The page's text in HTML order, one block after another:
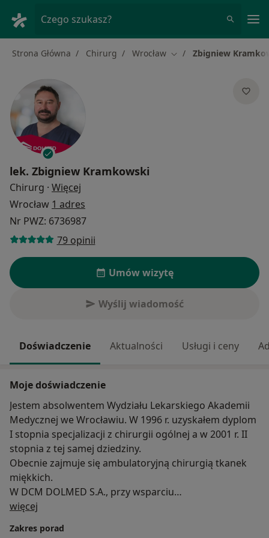
Czego szukasz?
Strona Główna Chirurg Wrocław Zmień miasto
Zbigniew
lek. Zbigniew Kramkowski
Chirurg · Więcej
Wrocław 1 adres
Nr PWZ: 6736987
79 opinii
Umów wizytę
Wyślij wiadomość
Doświadczenie Aktualności Usługi i ceny
Moje doświadczenie
Jestem absolwentem Wydziału Lekarskiego Akademii
Medycznej we Wrocławiu. W 1996 r. uzyskałem dyplom
I stopnia specjalizacji z chirurgii ogólnej a w 2001 r. II
stopnia z tej samej dziedziny.
Obecnie zajmuje się ambulatoryjną chirurgią tkanek
miękkich.
W DCM DOLMED S.A., przy wsparciu
wykwalifikowanego zespołu pielęgniarskiego, usuwam
barwnikowe skóry, brodawczaki, rogi skórne oraz
więcej
Zakres porad